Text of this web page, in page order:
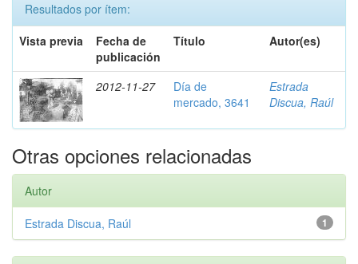
Resultados por ítem:
Vista previa
Fecha de
publicación
Título Autor(es)
2012-11-27
Día de
mercado, 3641
Estrada
Discua, Raúl
Otras opciones relacionadas
Autor
1
Estrada Discua, Raúl